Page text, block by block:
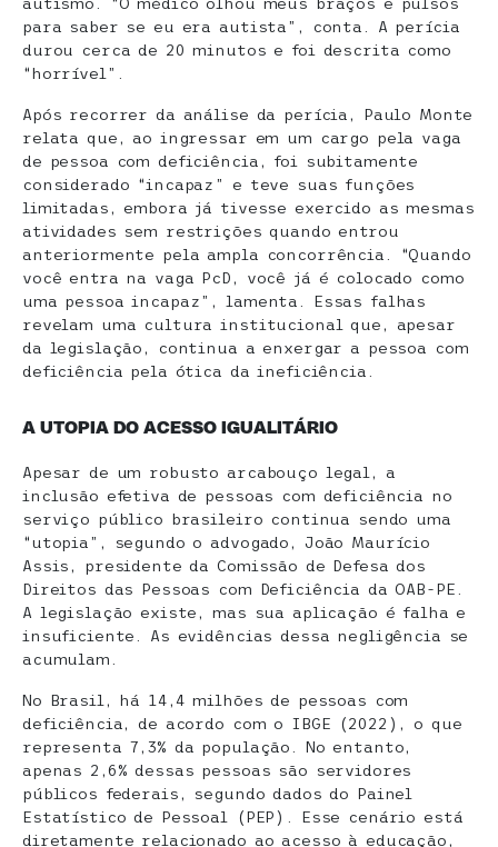
para saber se eu era autista”, conta. A perícia
durou cerca de 20 minutos e foi descrita como
“horrível”.
Após recorrer da análise da perícia, Paulo Monte
relata que, ao ingressar em um cargo pela vaga
de pessoa com deficiência, foi subitamente
considerado “incapaz” e teve suas funções
limitadas, embora já tivesse exercido as mesmas
atividades sem restrições quando entrou
anteriormente pela ampla concorrência. “Quando
você entra na vaga PcD, você já é colocado como
uma pessoa incapaz”, lamenta. Essas falhas
revelam uma cultura institucional que, apesar
da legislação, continua a enxergar a pessoa com
deficiência pela ótica da ineficiência.
A UTOPIA DO ACESSO IGUALITÁRIO
Apesar de um robusto arcabouço legal, a
inclusão efetiva de pessoas com deficiência no
serviço público brasileiro continua sendo uma
“utopia”, segundo o advogado, João Maurício
Assis, presidente da Comissão de Defesa dos
Direitos das Pessoas com Deficiência da OAB-PE.
A legislação existe, mas sua aplicação é falha e
insuficiente. As evidências dessa negligência se
acumulam.
No Brasil, há 14,4 milhões de pessoas com
deficiência, de acordo com o IBGE (2022), o que
representa 7,3% da população. No entanto,
apenas 2,6% dessas pessoas são servidores
públicos federais, segundo dados do Painel
Estatístico de Pessoal (PEP). Esse cenário está
diretamente relacionado ao acesso à educação,